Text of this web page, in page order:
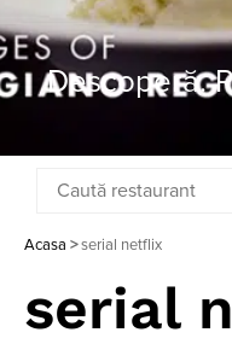
Descoperă.
Acasa >serial netflix
serial